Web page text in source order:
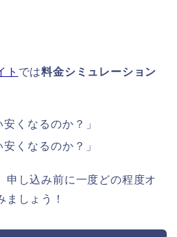
ト では料金シミュレーション
安くなるのか？」
安くなるのか？」
申し込み前に一度どの程度オ
ましょう！